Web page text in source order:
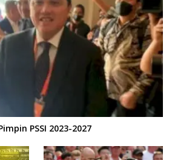
PSSI 2023-2027